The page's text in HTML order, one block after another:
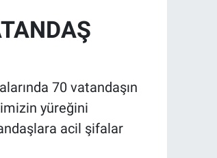
70 vatandaşın
yüreğini
acil şifalar